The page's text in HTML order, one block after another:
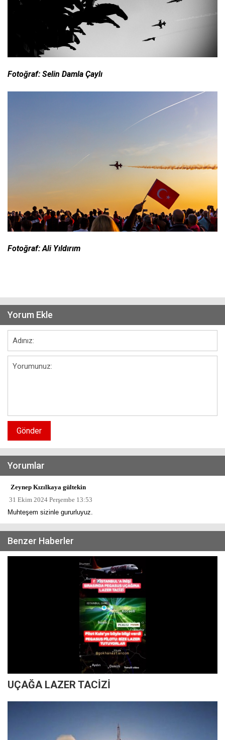
Fotoğraf: Selin Damla Çaylı
Fotoğraf: Ali Yıldırım
Yorum Ekle
Gönder
Yorumlar
Zeynep Kızılkaya gültekin
31 Ekim 2024 Perşembe 13:53
Muhteşem sizinle gururluyuz.
Benzer Haberler
UÇAĞA LAZER TACİZİ